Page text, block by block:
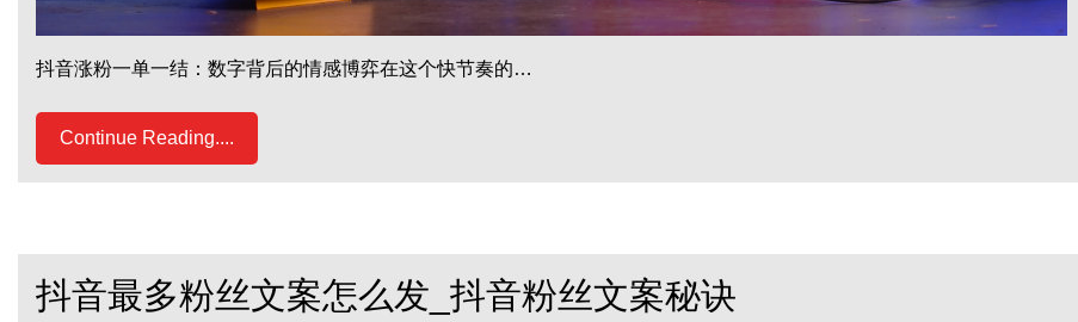
抖音涨粉一单一结：数字背后的情感博弈在这个快节奏的…
Continue Reading....
抖音最多粉丝文案怎么发_抖音粉丝文案秘诀